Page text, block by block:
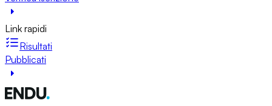
Link rapidi
Risultati
Pubblicati